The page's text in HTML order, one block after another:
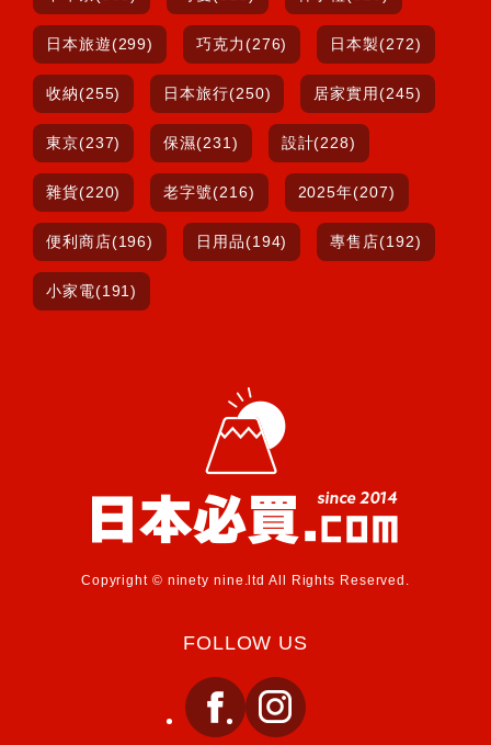
日本旅遊(299) 巧克力(276) 日本製(272)
收納(255) 日本旅行(250) 居家實用(245)
東京(237) 保濕(231) 設計(228)
雜貨(220) 老字號(216) 2025年(207)
便利商店(196) 日用品(194) 專售店(192)
小家電(191)
Copyright © ninety nine.ltd All Rights Reserved.
FOLLOW US